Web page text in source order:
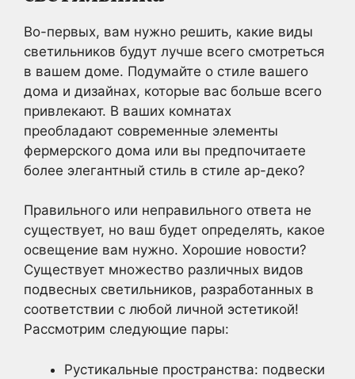
Во-первых, вам нужно решить, какие виды
светильников будут лучше всего смотреться
в вашем доме. Подумайте о стиле вашего
дома и дизайнах, которые вас больше всего
привлекают. В ваших комнатах
преобладают современные элементы
фермерского дома или вы предпочитаете
более элегантный стиль в стиле ар-деко?
Правильного или неправильного ответа не
существует, но ваш будет определять, какое
освещение вам нужно. Хорошие новости?
Существует множество различных видов
подвесных светильников, разработанных в
соответствии с любой личной эстетикой!
Рассмотрим следующие пары:
Рустикальные пространства: подвески